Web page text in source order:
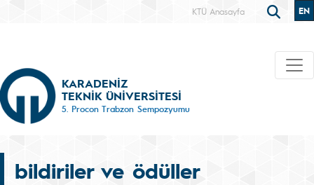
KTÜ Anasayfa EN
KARADENİZ
TEKNİK ÜNİVERSİTESİ
5. Procon Trabzon Sempozyumu
bildiriler ve ödüller